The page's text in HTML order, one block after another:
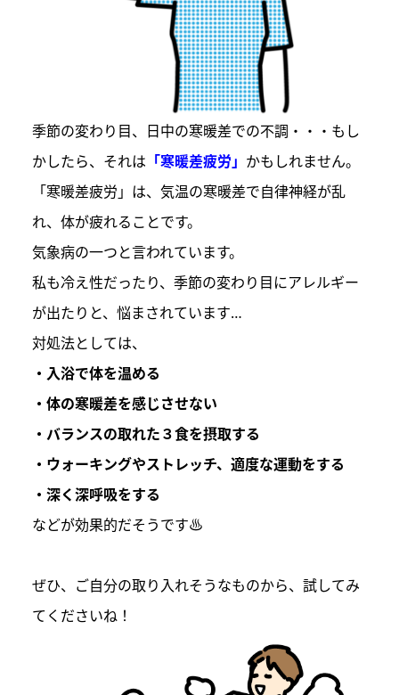
季節の変わり目、日中の寒暖差での不調・・・もし
かしたら、それは 「寒暖差疲労」 かもしれません。
「寒暖差疲労」は、気温の寒暖差で自律神経が乱
れ、体が疲れることです。
気象病の一つと言われています。
私も冷え性だったり、季節の変わり目にアレルギー
が出たりと、悩まされています…
対処法としては、
・入浴で体を温める
・体の寒暖差を感じさせない
・バランスの取れた３食を摂取する
・ウォーキングやストレッチ、適度な運動をする
・深く深呼吸をする
などが効果的だそうです♨
ぜひ、ご自分の取り入れそうなものから、試してみ
てくださいね！